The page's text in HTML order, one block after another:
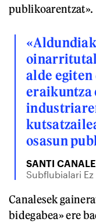
publikoarentzat».
alde
eraikuntza
osasun
SANTI
Subflubialari
Canalesek
bidegabea» ere